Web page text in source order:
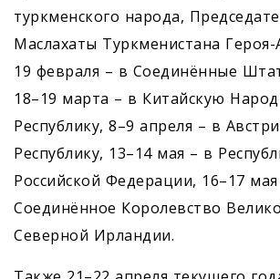
туркменского народа,
Маслахаты Туркменистана Героя-
19 февраля – в Соединённые
18–19 марта – в Китайскую
Республику, 8–9 апреля – в
Республику, 13–14 мая – в
Российской Федерации, 16–17
Соединённое Королевство
Северной Ирландии.